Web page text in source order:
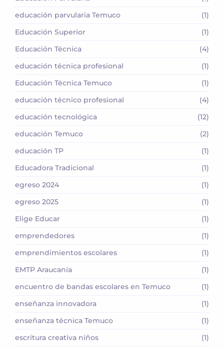
educación parvularia Temuco
(1)
Educación Superior
(1)
Educación Técnica
(4)
educación técnica profesional
(1)
Educación Técnica Temuco
(1)
educación técnico profesional
(4)
educación tecnológica
(12)
educación Temuco
(2)
educación TP
(1)
Educadora Tradicional
(1)
egreso 2024
(1)
egreso 2025
(1)
Elige Educar
(1)
emprendedores
(1)
emprendimientos escolares
(1)
EMTP Araucanía
(1)
encuentro de bandas escolares en Temuco
(1)
enseñanza innovadora
(1)
enseñanza técnica Temuco
(1)
escritura creativa niños
(1)